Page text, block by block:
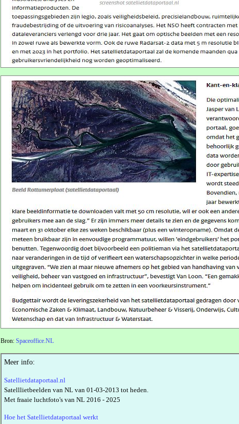
Bron: Spaceoffice.NL
Meer info:
Satellietdataportaal.nl
Satelllietbeelden van NL van 01-03-2013 tot heden.
Met fraaie luchtfoto's van NL 2016 - 2025
Hoe het Satellietdataportaal werkt